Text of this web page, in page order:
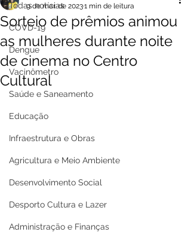
Todas notícias
COVD-19
Dengue
Vacinômetro
Saúde e Saneamento
Educação
Infraestrutura e Obras
Agricultura e Meio Ambiente
Desenvolvimento Social
Desporto Cultura e Lazer
Administração e Finanças
Sorteio de prêmios animou
as mulheres durante noite
de cinema no Centro
Cultural
9 de mar. de 20231 min de leitura